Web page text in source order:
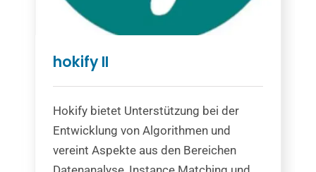
hokify II
Hokify bietet Unterstützung bei der
Entwicklung von Algorithmen und
vereint Aspekte aus den Bereichen